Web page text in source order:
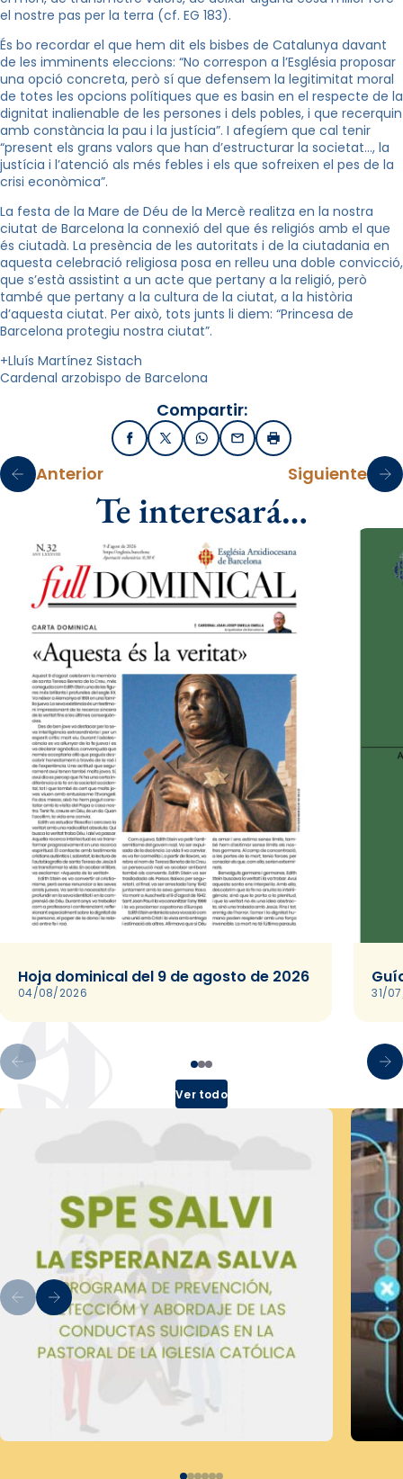
el nostre pas per la terra (cf. EG 183).
És bo recordar el que hem dit els bisbes de Catalunya davant
de les imminents eleccions: “No correspon a l’Església proposar
una opció concreta, però sí que defensem la legitimitat moral
de totes les opcions polítiques que es basin en el respecte de la
dignitat inalienable de les persones i dels pobles, i que recerquin
amb constància la pau i la justícia”. I afegíem que cal tenir
“present els grans valors que han d’estructurar la societat…, la
justícia i l’atenció als més febles i els que sofreixen el pes de la
crisi econòmica”.
La festa de la Mare de Déu de la Mercè realitza en la nostra
ciutat de Barcelona la connexió del que és religiós amb el que
és ciutadà. La presència de les autoritats i de la ciutadania en
aquesta celebració religiosa posa en relleu una doble convicció,
que s’està assistint a un acte que pertany a la religió, però
també que pertany a la cultura de la ciutat, a la història
d’aquesta ciutat. Per això, tots junts li diem: “Princesa de
Barcelona protegiu nostra ciutat”.
+Lluís Martínez Sistach
Cardenal arzobispo de Barcelona
Compartir:
FacebookX / TwitterWhatsApp
EmailImprimir
Anterior Siguiente
Te interesará…
Hoja dominical del 9 de agosto de 2026
04/08/2026 31/
Ver todo